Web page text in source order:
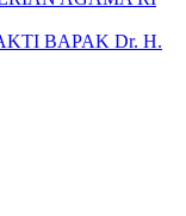
BAPAK Dr. H.